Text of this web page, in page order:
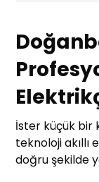
İster küçük bir
teknoloji akıllı
doğru şekilde